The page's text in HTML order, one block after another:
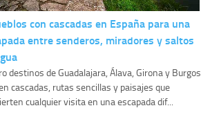
con cascadas en España para una
entre senderos, miradores y saltos
destinos de Guadalajara, Álava, Girona y Burgos
cascadas, rutas sencillas y paisajes que
cualquier visita en una escapada dif...